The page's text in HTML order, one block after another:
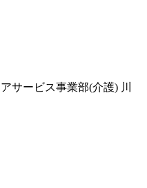
サービス事業部(介護) 川